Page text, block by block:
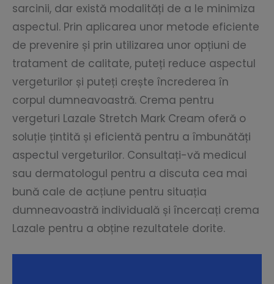
sarcinii, dar există modalități de a le minimiza
aspectul. Prin aplicarea unor metode eficiente
de prevenire și prin utilizarea unor opțiuni de
tratament de calitate, puteți reduce aspectul
vergeturilor și puteți crește încrederea în
corpul dumneavoastră. Crema pentru
vergeturi Lazale Stretch Mark Cream oferă o
soluție țintită și eficientă pentru a îmbunătăți
aspectul vergeturilor. Consultați-vă medicul
sau dermatologul pentru a discuta cea mai
bună cale de acțiune pentru situația
dumneavoastră individuală și încercați crema
Lazale pentru a obține rezultatele dorite.